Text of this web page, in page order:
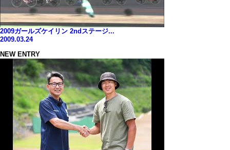
2009ガールズケイリン 2ndステージ...
2009.03.24
NEW ENTRY